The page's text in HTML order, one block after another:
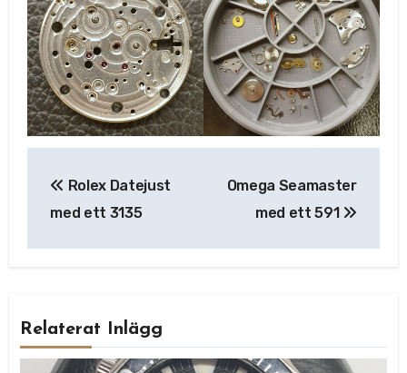
Rolex Datejust
med ett 3135
Omega Seamaster
med ett 591
Relaterat Inlägg